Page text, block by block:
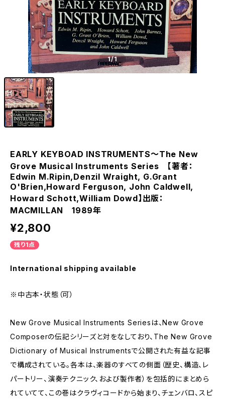
1/1
EARLY KEYBOAD INSTRUMENTS〜The New
Grove Musical Instruments Series 【著者：
Edwin M.Ripin,Denzil Wraight, G.Grant
O'Brien,Howard Ferguson, John Caldwell,
Howard Schott,William Dowd】出版：
MACMILLAN 1989年
¥2,800
残り1点
International shipping available
※中古本・状態（可）
New Grove Musical Instruments Seriesは、New Grove
Composerの伝記シリーズと対をなしており、The New Grove
Dictionary of Musical Instrumentsで公開された有益な記事
で構成されている。各本は、楽器のすべての側面（歴史、構造、レ
パートリー、演奏テクニック、および製作者）を包括的にまとめら
れていてて、この巻はクラヴィコードから始まり、チェンバロ、スピ